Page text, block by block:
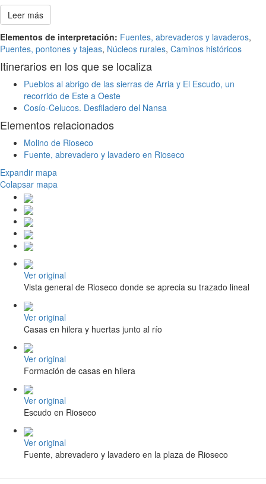
Leer más
Elementos de interpretación: Fuentes, abrevaderos y lavaderos,
Puentes, pontones y tajeas, Núcleos rurales, Caminos históricos
Itinerarios en los que se localiza
Pueblos al abrigo de las sierras de Arria y El Escudo, un
recorrido de Este a Oeste
Cosío-Celucos. Desfiladero del Nansa
Elementos relacionados
Molino de Rioseco
Fuente, abrevadero y lavadero en Rioseco
Expandir mapa
Colapsar mapa
Ver original
Vista general de Rioseco donde se aprecia su trazado lineal
Ver original
Casas en hilera y huertas junto al río
Ver original
Formación de casas en hilera
Ver original
Escudo en Rioseco
Ver original
Fuente, abrevadero y lavadero en la plaza de Rioseco